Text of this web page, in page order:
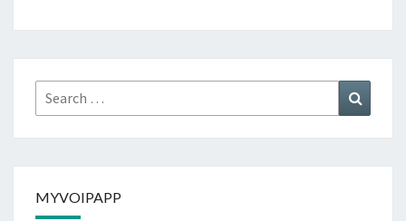
Search
for:
MYVOIPAPP